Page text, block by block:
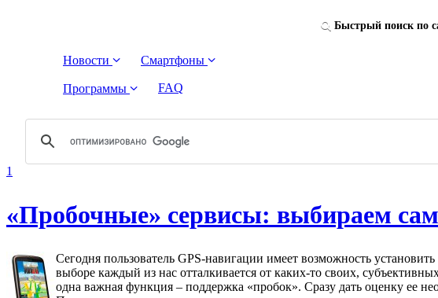
Новости Смартфоны
Программы FAQ
Быстрый поиск по
1
«Пробочные» сервисы: выбираем
Сегодня пользователь GPS-навигации имеет возможность
выборе каждый из нас отталкивается от каких-то своих,
одна важная функция – поддержка «пробок». Сразу дать оценку ее